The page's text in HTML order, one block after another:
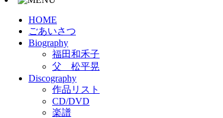
HOME
ごあいさつ
Biography
福田和禾子
父 松平晃
Discography
作品リスト
CD/DVD
楽譜